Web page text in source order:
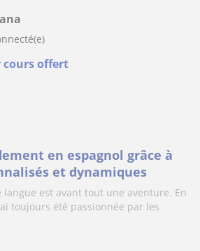
cours offert
en espagnol grâce à
et dynamiques
est avant tout une aventure. En
toujours été passionnée par les